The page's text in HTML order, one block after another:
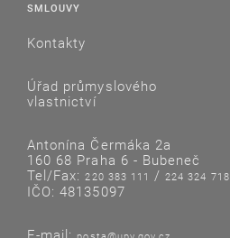
SMLOUVY
Kontakty
Úřad průmyslového
vlastnictví
Antonína Čermáka 2a
160 68 Praha 6 - Bubeneč
Tel/Fax:220 383 111 /224 324 718
IČO: 48135097